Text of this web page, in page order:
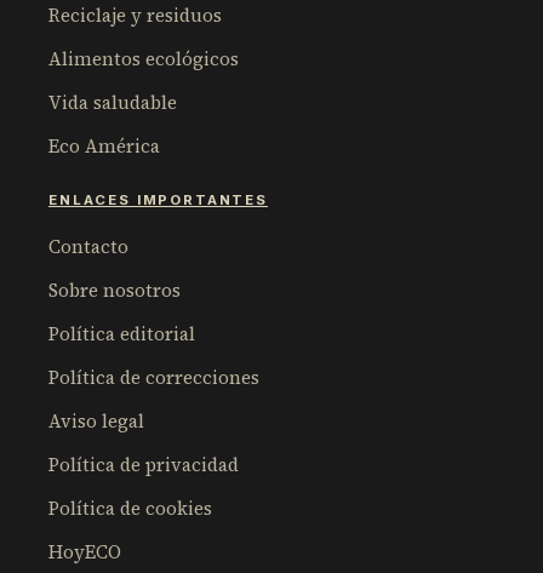
Reciclaje y residuos
Alimentos ecológicos
Vida saludable
Eco América
ENLACES IMPORTANTES
Contacto
Sobre nosotros
Política editorial
Política de correcciones
Aviso legal
Política de privacidad
Política de cookies
HoyECO